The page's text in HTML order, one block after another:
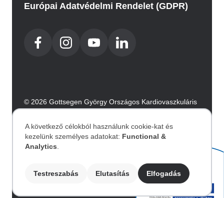
Európai Adatvédelmi Rendelet (GDPR)
© 2026 Gottsegen György Országos Kardiovaszkuláris
Intézet. Minden jog fenntartva.
Image
Személyes
adatok
A következő célokból használunk cookie-kat és
kezelünk személyes adatokat: Functional &
Analytics
Testreszabás Elutasítás Elfogadás